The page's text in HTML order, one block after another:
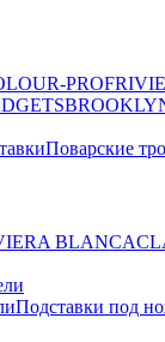
PROF
Поварские
BLANCA
Подставки под